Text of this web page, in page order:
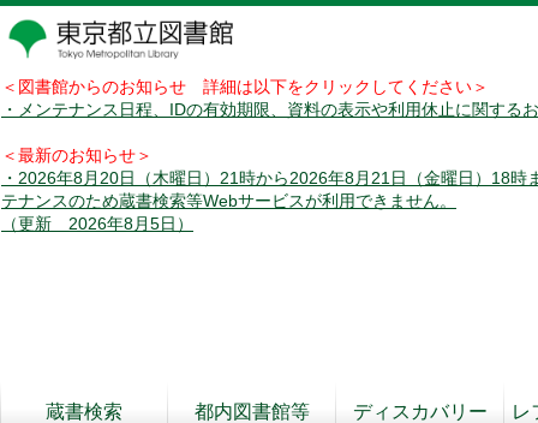
＜図書館からのお知らせ 詳細は以下をクリックしてください＞
・メンテナンス日程、IDの有効期限、資料の表示や利用休止に関する
＜最新のお知らせ＞
・2026年8月20日（木曜日）21時から2026年8月21日（金曜日）18時
テナンスのため蔵書検索等Webサービスが利用できません。
（更新 2026年8月5日）
蔵書検索
都内図書館等
ディスカバリー
レ